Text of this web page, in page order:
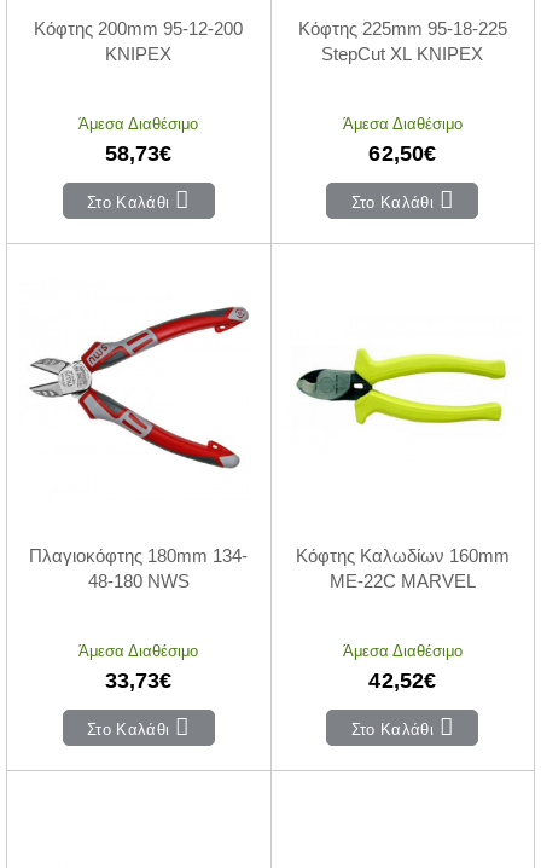
Κόφτης 200mm 95-12-200
KNIPEX
Άμεσα Διαθέσιμο
58,73€
Στο Καλάθι
Κόφτης 225mm 95-18-225
StepCut XL KNIPEX
Άμεσα Διαθέσιμο
62,50€
Στο Καλάθι
Πλαγιοκόφτης 180mm 134-
48-180 NWS
Άμεσα Διαθέσιμο
33,73€
Στο Καλάθι
Κόφτης Καλωδίων 160mm
ME-22C MARVEL
Άμεσα Διαθέσιμο
42,52€
Στο Καλάθι